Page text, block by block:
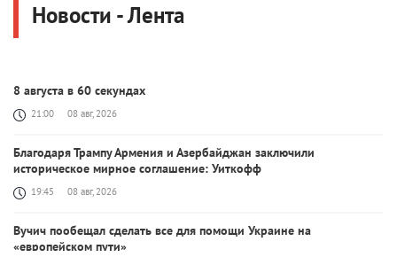
Новости - Лента
8 августа в 60 секундах
21:00 08 авг, 2026
Благодаря Трампу Армения и Азербайджан заключили
историческое мирное соглашение: Уиткофф
19:45 08 авг, 2026
Вучич пообещал сделать все для помощи Украине на
«европейском пути»